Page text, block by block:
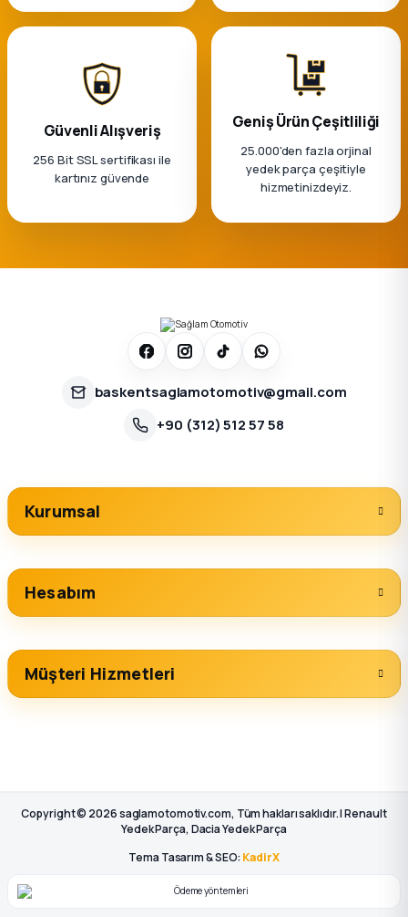
Güvenli Alışveriş
256 Bit SSL sertifikası ile
kartınız güvende
Geniş Ürün Çeşitliliği
25.000'den fazla orjinal
yedek parça çeşitiyle
hizmetinizdeyiz.
baskentsaglamotomotiv@gmail.com
+90 (312) 512 57 58
Kurumsal
Hesabım
Müşteri Hizmetleri
Copyright © 2026 saglamotomotiv.com, Tüm hakları saklıdır. | Renault
Yedek Parça, Dacia Yedek Parça
Tema Tasarım & SEO: KadirX